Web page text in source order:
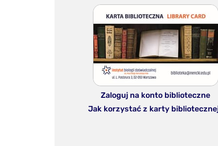
Zaloguj na konto biblioteczne
Jak korzystać z karty